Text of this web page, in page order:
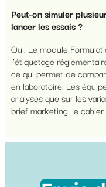
Peut-on simuler
lancer les essais ?
Oui. Le module
l’étiquetage
ce qui permet de
en laboratoire. Les
analyses que sur les
brief marketing, le